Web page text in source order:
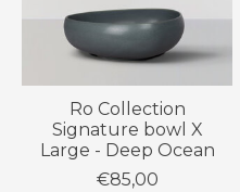
Ro Collection
Signature bowl X
Large - Deep Ocean
€85,00